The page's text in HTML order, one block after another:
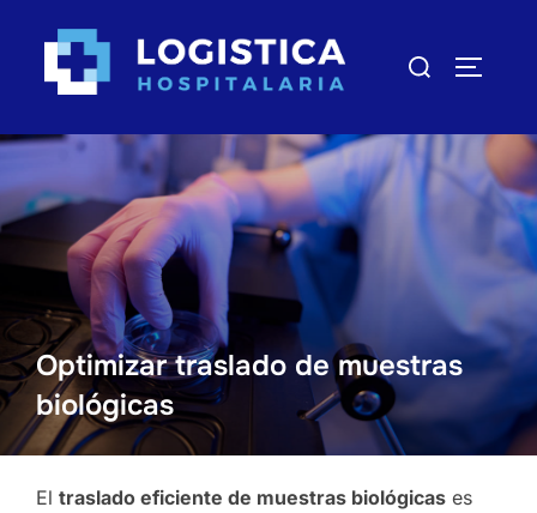
contenido
Buscar:
Optimizar traslado de muestras
biológicas
El traslado eficiente de muestras biológicas es